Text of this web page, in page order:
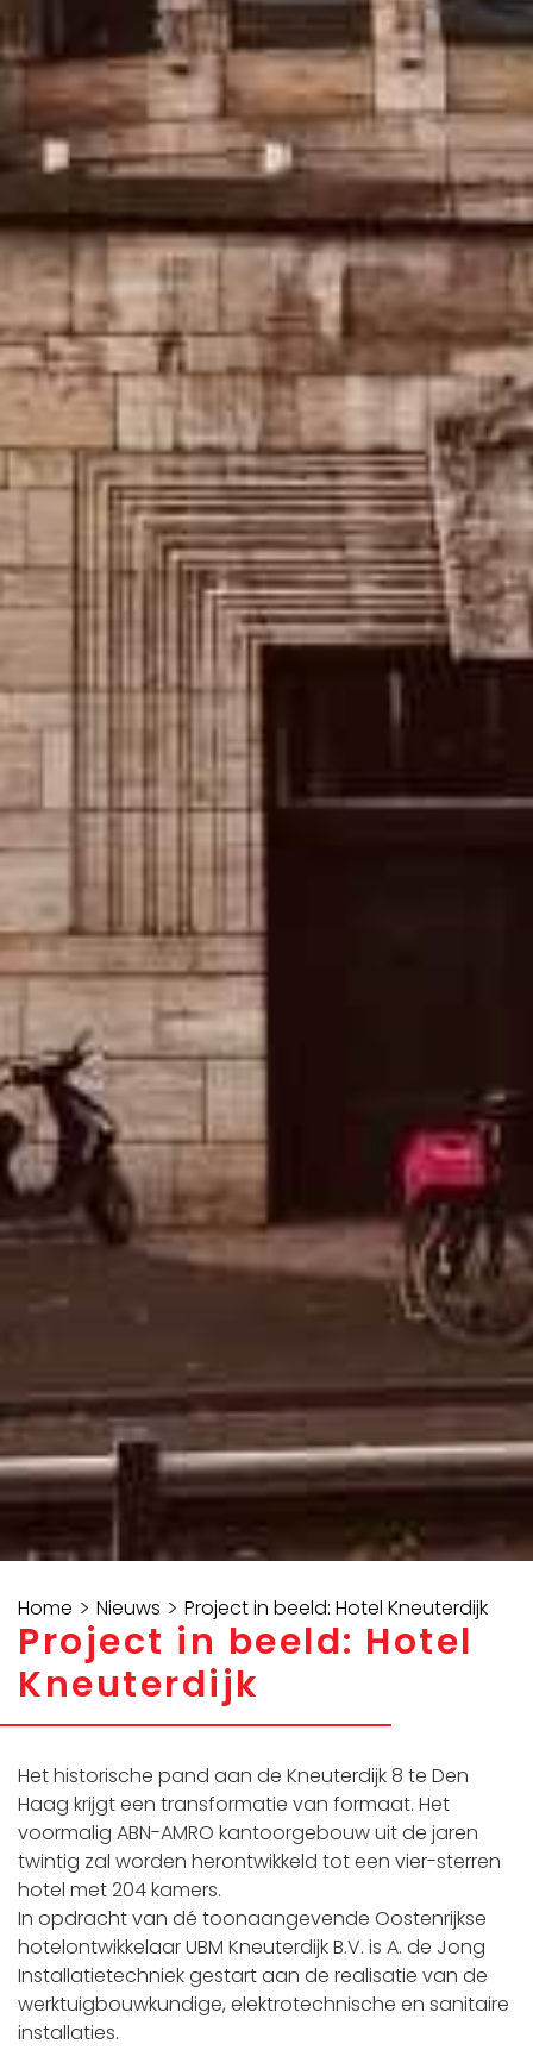
Home > Nieuws > Project in beeld: Hotel Kneuterdijk
Project in beeld: Hotel
Kneuterdijk
Het historische pand aan de Kneuterdijk 8 te Den
Haag krijgt een transformatie van formaat. Het
voormalig ABN-AMRO kantoorgebouw uit de jaren
twintig zal worden herontwikkeld tot een vier-sterren
hotel met 204 kamers.
In opdracht van dé toonaangevende Oostenrijkse
hotelontwikkelaar UBM Kneuterdijk B.V. is A. de Jong
Installatietechniek gestart aan de realisatie van de
werktuigbouwkundige, elektrotechnische en sanitaire
installaties.